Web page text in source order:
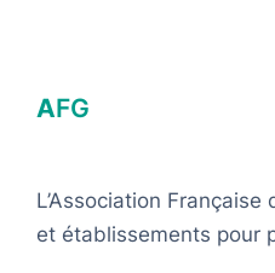
AFG
L’Association
et établissements pour